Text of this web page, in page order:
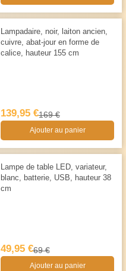
Lampadaire, noir, laiton ancien,
cuivre, abat-jour en forme de
calice, hauteur 155 cm
139,95 €169 €
Ajouter au panier
Lampe de table LED, variateur,
blanc, batterie, USB, hauteur 38
cm
49,95 €69 €
Ajouter au panier